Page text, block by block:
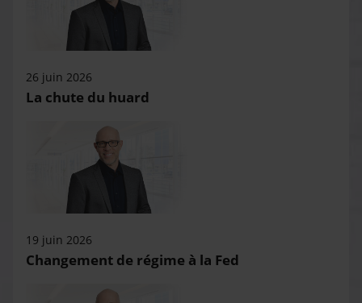
26 juin 2026
La chute du huard
19 juin 2026
Changement de régime à la Fed